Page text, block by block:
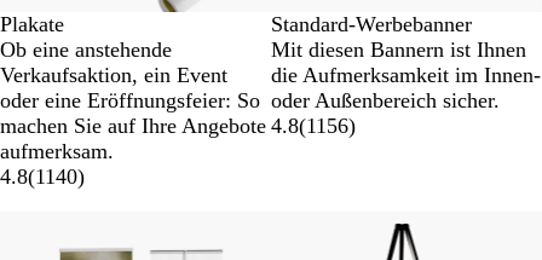
Plakate
Ob eine anstehende
Verkaufsaktion, ein Event
oder eine Eröffnungsfeier: So
machen Sie auf Ihre Angebote
aufmerksam.
4.8(1140)
Standard-Werbebanner
Mit diesen Bannern ist Ihnen
die Aufmerksamkeit im Innen-
oder Außenbereich sicher.
4.8(1156)
Neue Optionen